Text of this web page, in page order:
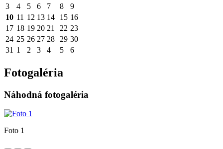
3
4 5 6 7 8
9
10 11 12 13 14 15 16
17 18 19 20 21 22 23
24 25 26 27 28 29 30
31 1 2 3 4 5 6
Fotogaléria
Náhodná fotogaléria
Foto 1